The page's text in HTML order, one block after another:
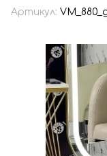
Артикул: